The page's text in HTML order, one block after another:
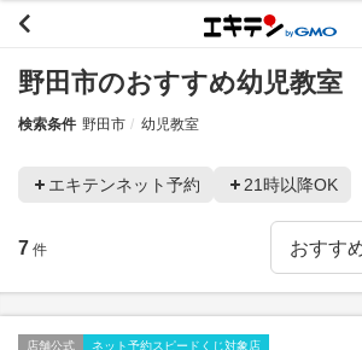
野田市のおすすめ幼児教室
検索条件 野田市 幼児教室
エキテンネット予約 21時以降OK
7 件
店舗公式 ネット予約スピードくじ対象店